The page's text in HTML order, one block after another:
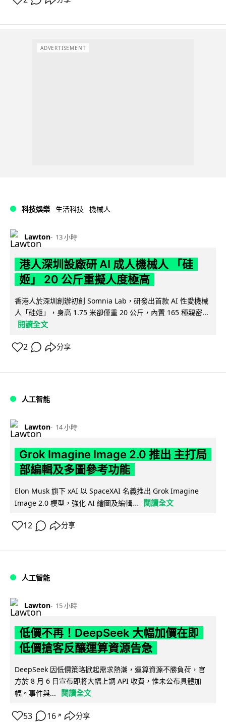
ADVERTISEMENT
科技娛樂 生活科技 機械人
Lawton 13 小時
港人深圳設廠研 AI 成人機械人 「硅
姬」 20 公斤重擬人度極高
香港人於深圳創辦初創 Somnia Lab，研發出首款 AI 性愛機械
人「硅姬」，身高 1.75 米卻僅重 20 公斤，內置 165 種親密...
閱讀全文
2 分享
人工智能
Lawton 14 小時
Grok Imagine Image 2.0 推出 主打局
部編輯及多圖參考功能
Elon Musk 旗下 xAI 以 SpaceXAI 名義推出 Grok Imagine
Image 2.0 模型，強化 AI 繪圖及編輯...
閱讀全文
12 分享
人工智能
Lawton 15 小時
低價不再！DeepSeek 大幅加價在即
低價搶客反釀運算資源告急
DeepSeek 因低價策略掀起需求熱潮，運算資源不勝負荷，官
方於 8 月 6 日宣布即將大幅上調 API 收費，惟未公布具體加
幅。事件與...
閱讀全文
53 16 ↗ 分享